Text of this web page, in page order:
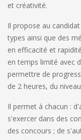
et créativité.
Il propose au
types ainsi que des
en efficacité et
en temps limité avec
permettre de
de 2 heures, du
Il permet à chacun :
s'exercer dans des
des concours ; de